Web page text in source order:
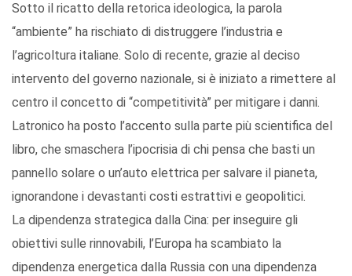
Sotto il ricatto della retorica ideologica, la parola
“ambiente” ha rischiato di distruggere l’industria e
l’agricoltura italiane. Solo di recente, grazie al deciso
intervento del governo nazionale, si è iniziato a rimettere al
centro il concetto di “competitività” per mitigare i danni.
Latronico ha posto l’accento sulla parte più scientifica del
libro, che smaschera l’ipocrisia di chi pensa che basti un
pannello solare o un’auto elettrica per salvare il pianeta,
ignorandone i devastanti costi estrattivi e geopolitici.
La dipendenza strategica dalla Cina: per inseguire gli
obiettivi sulle rinnovabili, l’Europa ha scambiato la
dipendenza energetica dalla Russia con una dipendenza